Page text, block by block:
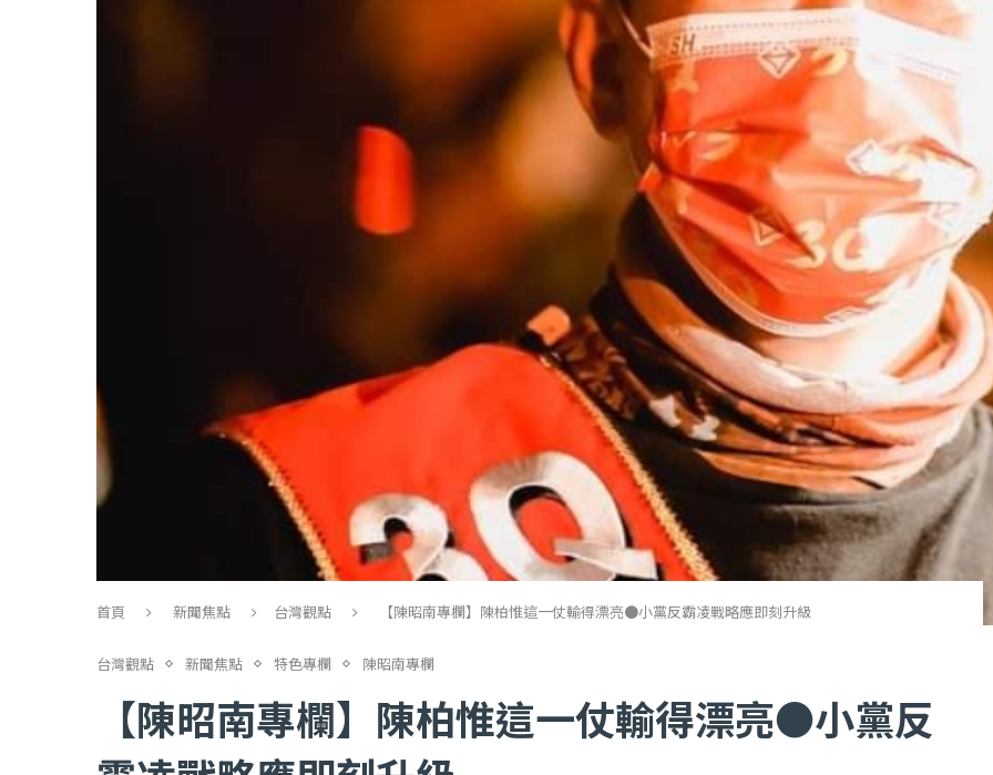
首頁 新聞焦點 台灣觀點 【陳昭南專欄】陳柏惟這一仗輸得漂亮●小黨反霸凌戰略應即刻升級
台灣觀點 新聞焦點 特色專欄 陳昭南專欄
【陳昭南專欄】陳柏惟這一仗輸得漂亮●小黨反